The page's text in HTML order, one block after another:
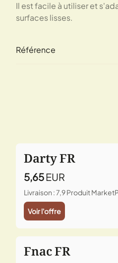
Il est facile à utiliser et
surfaces lisses.
Référence
Darty FR
5,65EUR
Livraison : 7,9Produit
Voir l'offre
Fnac FR